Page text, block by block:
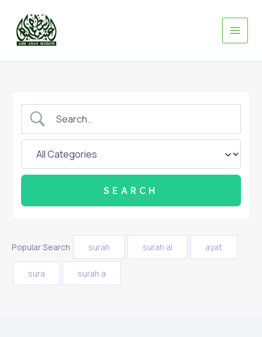
content
Popular Search surah surah al ayat
sura surah a